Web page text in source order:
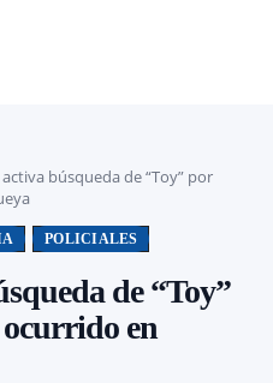
activa búsqueda de “Toy” por
POLICIALES
de “Toy”
en